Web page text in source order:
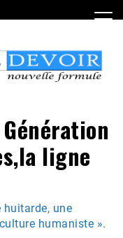
ligne
huitarde, une
humaniste ».